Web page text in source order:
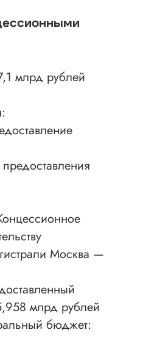
млрд рублей
Москва —
млрд рублей
бюджет: